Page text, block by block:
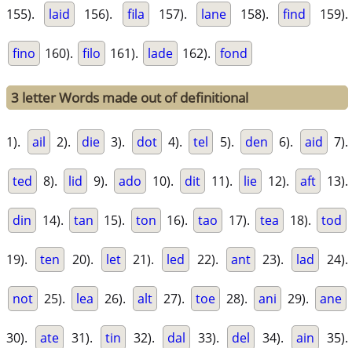
155). laid 156). fila 157). lane 158). find 159).
fino 160). filo 161). lade 162). fond
3 letter Words made out of definitional
1). ail 2). die 3). dot 4). tel 5). den 6). aid 7).
ted 8). lid 9). ado 10). dit 11). lie 12). aft 13).
din 14). tan 15). ton 16). tao 17). tea 18). tod
19). ten 20). let 21). led 22). ant 23). lad 24).
not 25). lea 26). alt 27). toe 28). ani 29). ane
30). ate 31). tin 32). dal 33). del 34). ain 35).